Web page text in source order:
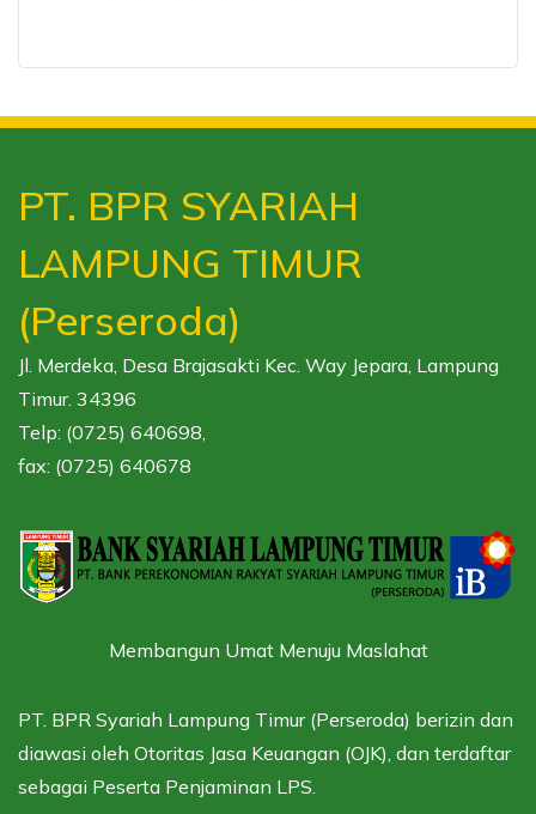
PT. BPR SYARIAH
LAMPUNG TIMUR
(Perseroda)
Jl. Merdeka, Desa Brajasakti Kec. Way Jepara, Lampung
Timur. 34396
Telp: (0725) 640698,
fax: (0725) 640678
Membangun Umat Menuju Maslahat
PT. BPR Syariah Lampung Timur (Perseroda) berizin dan
diawasi oleh Otoritas Jasa Keuangan (OJK), dan terdaftar
sebagai Peserta Penjaminan LPS.